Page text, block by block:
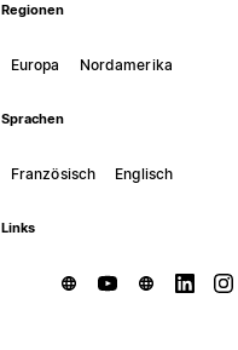
Regionen
Europa Nordamerika
Sprachen
Französisch Englisch
Links